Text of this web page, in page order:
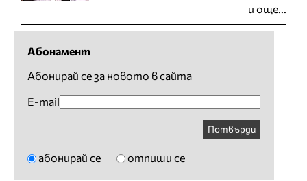
и още...
Абонамент
Абонирай се за новото в сайта
E-mail
Потвърди
абонирай се отпиши се